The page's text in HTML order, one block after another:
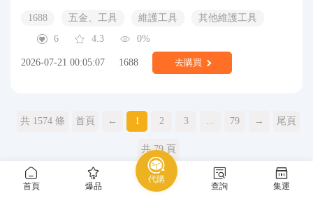
首頁 爆品
代購
查詢 集運
1688 五金、工具 維護工具
其他維護工具
6
4.3 0%
2026-07-21 00:05:07 1688 去購買
共 1574 條 首頁 ← 1 2 3 ... 79 → 尾頁
共 79 頁